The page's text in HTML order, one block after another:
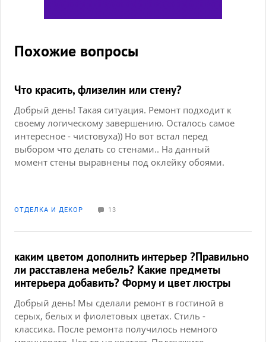
Похожие вопросы
Что красить, флизелин или стену?
Добрый день! Такая ситуация. Ремонт подходит к
своему логическому завершению. Осталось самое
интересное - чистовуха)) Но вот встал перед
выбором что делать со стенами.. На данный
момент стены выравнены под оклейку обоями.
шпатлевки и покрасить саму стену (так как обои
Тиккурила Джокер, либо что-то подобное). Вот
теперь думаю как быть.. Может у кого-то была
подобная дилемма, или может кто совет даст..
Заранее спасибо!
ОТДЕЛКА И ДЕКОР 13
каким цветом дополнить интерьер ?Правильно
ли расставлена мебель? Какие предметы
интерьера добавить? Форму и цвет люстры
Добрый день! Мы сделали ремонт в гостиной в
серых, белых и фиолетовых цветах. Стиль -
классика. После ремонта получилось немного